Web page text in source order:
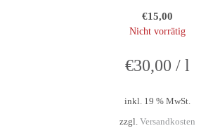
€15,00
Nicht vorrätig
€30,00 / l
inkl. 19 % MwSt.
zzgl. Versandkosten